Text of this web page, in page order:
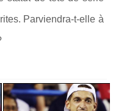
Parviendra-t-elle à